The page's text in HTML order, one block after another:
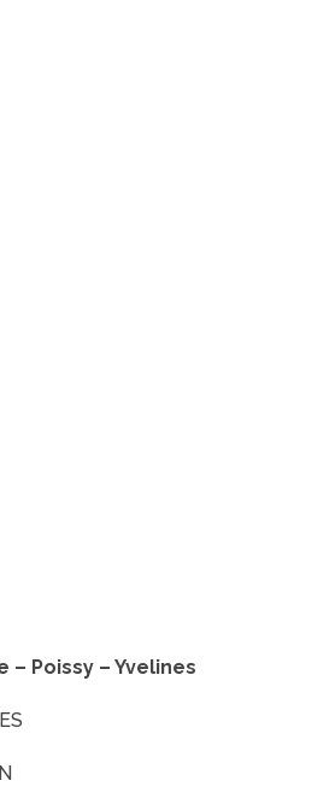
– Poissy – Yvelines